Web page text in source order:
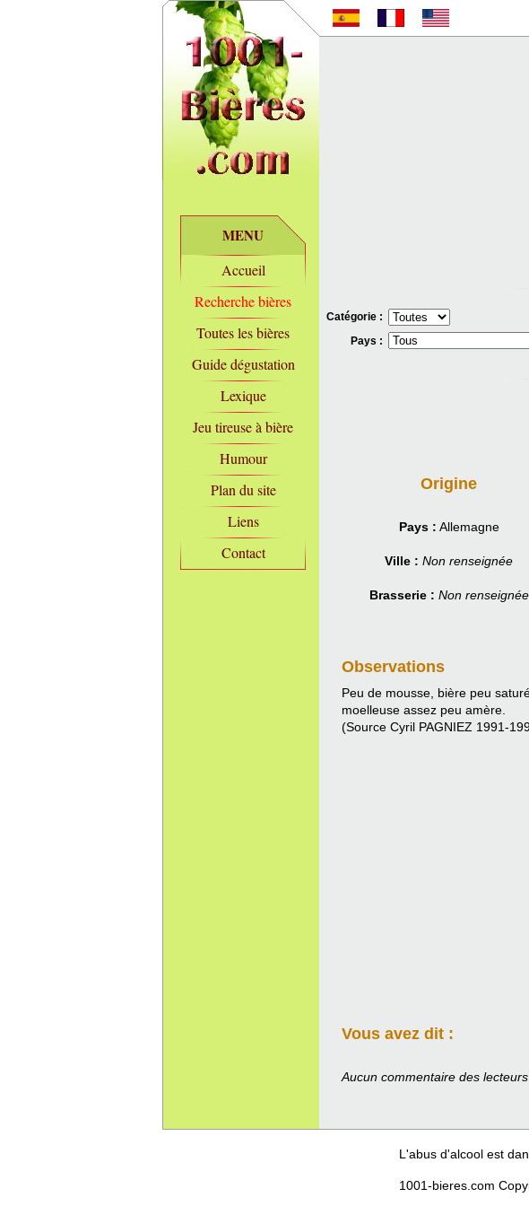
MENU
Accueil
Recherche bières
Toutes les bières
Guide dégustation
Lexique
Jeu tireuse à bière
Humour
Plan du site
Liens
Contact
Catégorie :
Pays :
Origine
Pays : Allemagne
Ville : Non renseignée
Brasserie : Non renseignée
Observations
Peu de mousse, bière peu
moelleuse assez peu amère.
(Source Cyril PAGNIEZ 1991-
Vous avez dit :
Aucun commentaire des lecteurs
L'abus d'alcool est
1001-bieres.com